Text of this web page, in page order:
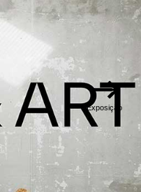
Exposição